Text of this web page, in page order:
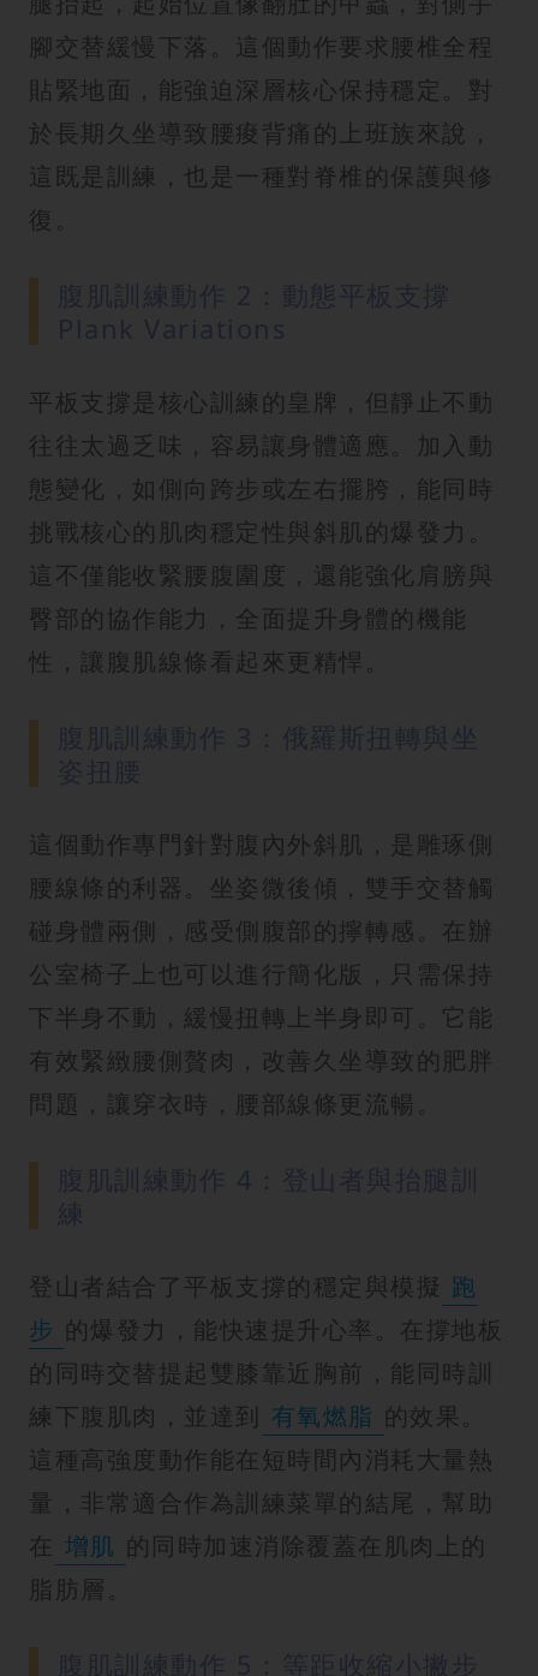
腳交替緩慢下落。這個動作要求腰椎全程
貼緊地面，能強迫深層核心保持穩定。對
於長期久坐導致腰痠背痛的上班族來說，
這既是訓練，也是一種對脊椎的保護與修
復。
平板支撐是核心訓練的皇牌，但靜止不動
往往太過乏味，容易讓身體適應。加入動
態變化，如側向跨步或左右擺胯，能同時
挑戰核心的肌肉穩定性與斜肌的爆發力。
這不僅能收緊腰腹圍度，還能強化肩膀與
臀部的協作能力，全面提升身體的機能
性，讓腹肌線條看起來更精悍。
這個動作專門針對腹內外斜肌，是雕琢側
腰線條的利器。坐姿微後傾，雙手交替觸
碰身體兩側，感受側腹部的擰轉感。在辦
公室椅子上也可以進行簡化版，只需保持
下半身不動，緩慢扭轉上半身即可。它能
有效緊緻腰側贅肉，改善久坐導致的肥胖
問題，讓穿衣時，腰部線條更流暢。
登山者結合了平板支撐的穩定與模擬 跑
步 的爆發力，能快速提升心率。在撐地板
的同時交替提起雙膝靠近胸前，能同時訓
練下腹肌肉，並達到 有氧燃脂 的效果。
這種高強度動作能在短時間內消耗大量熱
量，非常適合作為訓練菜單的結尾，幫助
在
增肌 的同時加速消除覆蓋在肌肉上的
脂肪層。